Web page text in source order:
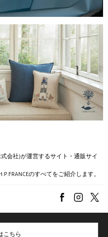
式会社)が運営するサイト・通販サイ
のすべてをご紹介します。
こちら